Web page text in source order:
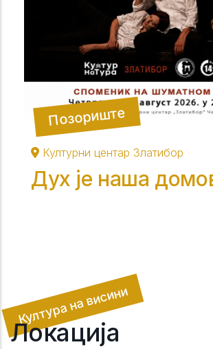
Позориште
Културни центар Златибор
Дух је наша
Култура на висини
Локација